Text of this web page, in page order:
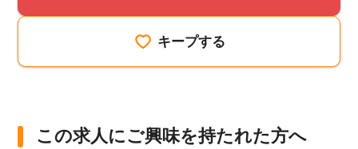
キープする
この求人にご興味を持たれた方へ